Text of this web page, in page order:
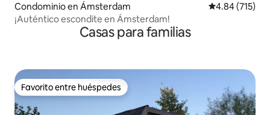
Condominio en Ámsterdam Calificación
4.84 (715)
¡Auténtico escondite en Ámsterdam!
Casas para familias
Favorito entre huéspedes
Favorito entre huéspedes